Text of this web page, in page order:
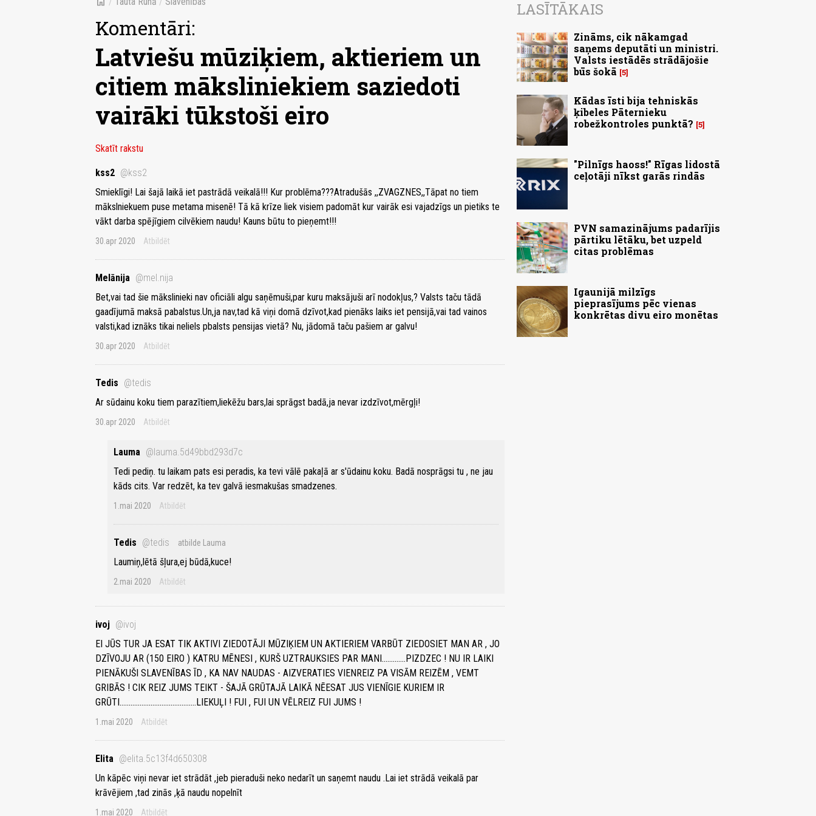
Komentāri:
Latviešu mūziķiem, aktieriem un
citiem māksliniekiem saziedoti
vairāki tūkstoši eiro
Skatīt rakstu
kss2 @kss2
Smieklīgi! Lai šajā laikā iet pastrādā veikalā!!! Kur problēma???Atradušās ,,ZVAGZNES,,Tāpat no tiem
mākslniekuem puse metama misenē! Tā kā krīze liek visiem padomāt kur vairāk esi vajadzīgs un pietiks te
vākt darba spējīgiem cilvēkiem naudu! Kauns būtu to pieņemt!!!
30.apr 2020 Atbildēt
Melānija @mel.nija
Bet,vai tad šie mākslinieki nav oficiāli algu saņēmuši,par kuru maksājuši arī nodokļus,? Valsts taču tādā
gaadījumā maksā pabalstus.Un,ja nav,tad kā viņi domā dzīvot,kad pienāks laiks iet pensijā,vai tad vainos
valsti,kad iznāks tikai neliels pbalsts pensijas vietā? Nu, jādomā taču pašiem ar galvu!
30.apr 2020 Atbildēt
Tedis @tedis
Ar sūdainu koku tiem parazītiem,liekēžu bars,lai sprāgst badā,ja nevar izdzīvot,mērgļi!
30.apr 2020 Atbildēt
Lauma @lauma.5d49bbd293d7c
Tedi pediņ. tu laikam pats esi peradis, ka tevi vālē pakaļā ar s'ūdainu koku. Badā nosprāgsi tu , ne jau
kāds cits. Var redzēt, ka tev galvā iesmakušas smadzenes.
1.mai 2020 Atbildēt
Tedis @tedis atbilde Lauma
Laumiņ,lētā šļura,ej būdā,kuce!
2.mai 2020 Atbildēt
ivoj @ivoj
EI JŪS TUR JA ESAT TIK AKTIVI ZIEDOTĀJI MŪZIĶIEM UN AKTIERIEM VARBŪT ZIEDOSIET MAN AR , JO
DZĪVOJU AR (150 EIRO ) KATRU MĒNESI , KURŠ UZTRAUKSIES PAR MANI.............PIZDZEC ! NU IR LAIKI
PIENĀKUŠI SLAVENĪBAS ĪD , KA NAV NAUDAS - AIZVERATIES VIENREIZ PA VISĀM REIZĒM , VEMT
GRIBĀS ! CIK REIZ JUMS TEIKT - ŠAJĀ GRŪTAJĀ LAIKĀ NĒESAT JUS VIENĪGIE KURIEM IR
GRŪTI..........................................LIEKUĻI ! FUI , FUI UN VĒLREIZ FUI JUMS !
1.mai 2020 Atbildēt
Elita @elita.5c13f4d650308
Un kāpēc viņi nevar iet strādāt ,jeb pieraduši neko nedarīt un saņemt naudu .Lai iet strādā veikalā par
krāvējiem ,tad zinās ,ķā naudu nopelnīt
1.mai 2020 Atbildēt
LASĪTĀKAIS
Zināms, cik nākamgad
saņems deputāti un ministri.
Valsts iestādēs strādājošie
būs šokā 5
Kādas īsti bija tehniskās
ķibeles Pāternieku
robežkontroles punktā? 5
"Pilnīgs haoss!" Rīgas lidostā
ceļotāji nīkst garās rindās
PVN samazinājums padarījis
pārtiku lētāku, bet uzpeld
citas problēmas
Igaunijā milzīgs
pieprasījums pēc vienas
konkrētas divu eiro monētas